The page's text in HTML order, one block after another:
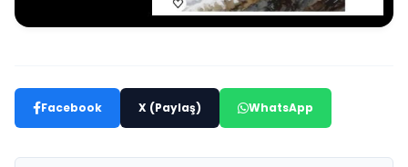
Facebook X (Paylaş) WhatsApp